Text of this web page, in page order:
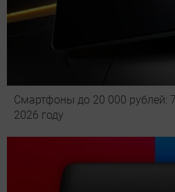
Смартфоны до 20 000 рублей:
2026 году